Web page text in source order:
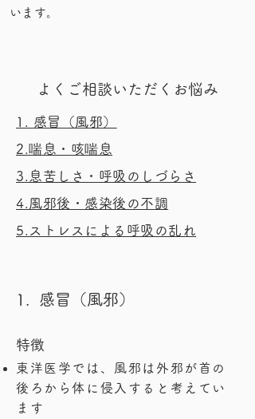
います。​​
​よくご相談いただくお悩み
1. 感冒（風邪）
2.喘息・咳喘息
3.息苦しさ・呼吸のしづらさ
4.風邪後・感染後の不調
5.ストレスによる呼吸の乱れ
1. ​ 感冒（風邪）
特徴
東洋医学では、風邪は外邪が首の
後ろから体に侵入すると考えてい
ます